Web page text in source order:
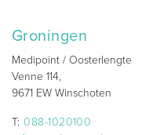
Groningen
Medipoint / Oosterlengte
Venne 114,
9671 EW Winschoten
T:088-1020100